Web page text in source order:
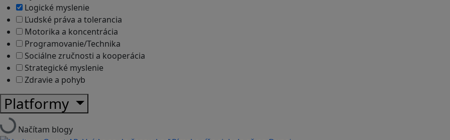
Logické myslenie
Ľudské práva a tolerancia
Motorika a koncentrácia
Programovanie/Technika
Sociálne zručnosti a kooperácia
Strategické myslenie
Zdravie a pohyb
Platformy
Načítam blogy